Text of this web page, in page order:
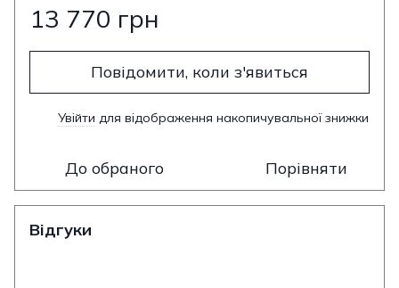
13 770 грн
Повідомити, коли з'явиться
Увійти для відображення накопичувальної знижки
До обраного Порівняти
Відгуки